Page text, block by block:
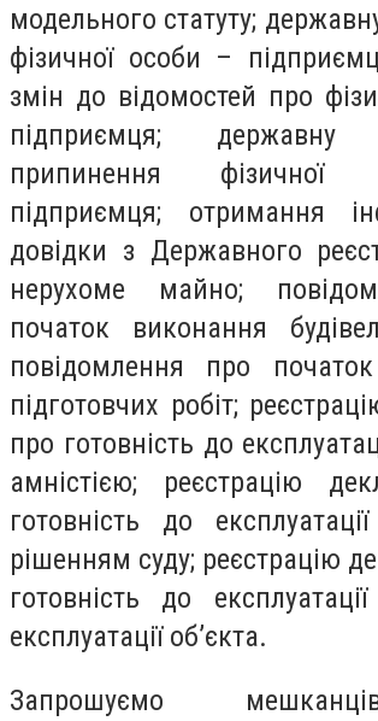
модельного статуту;
фізичної особи –
змін до відомостей про
підприємця; державну
припинення
підприємця; отримання
довідки з Державного
нерухоме майно;
початок виконання
повідомлення про
підготовчих робіт;
про готовність до
амністією; реєстрацію
готовність до
рішенням суду; реєстрацію
готовність до
експлуатації об’єкта.
Запрошуємо